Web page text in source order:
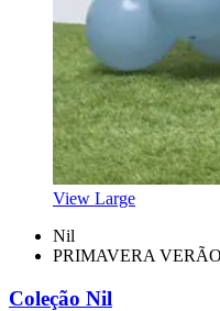
View Large
Nil
PRIMAVERA
Coleção Nil